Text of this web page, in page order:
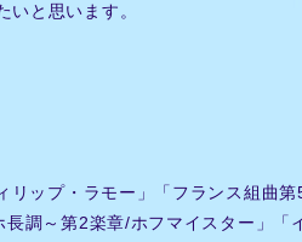
と思います。
リップ・ラモー」「フランス組曲
調～第2楽章/ホフマイスター」「